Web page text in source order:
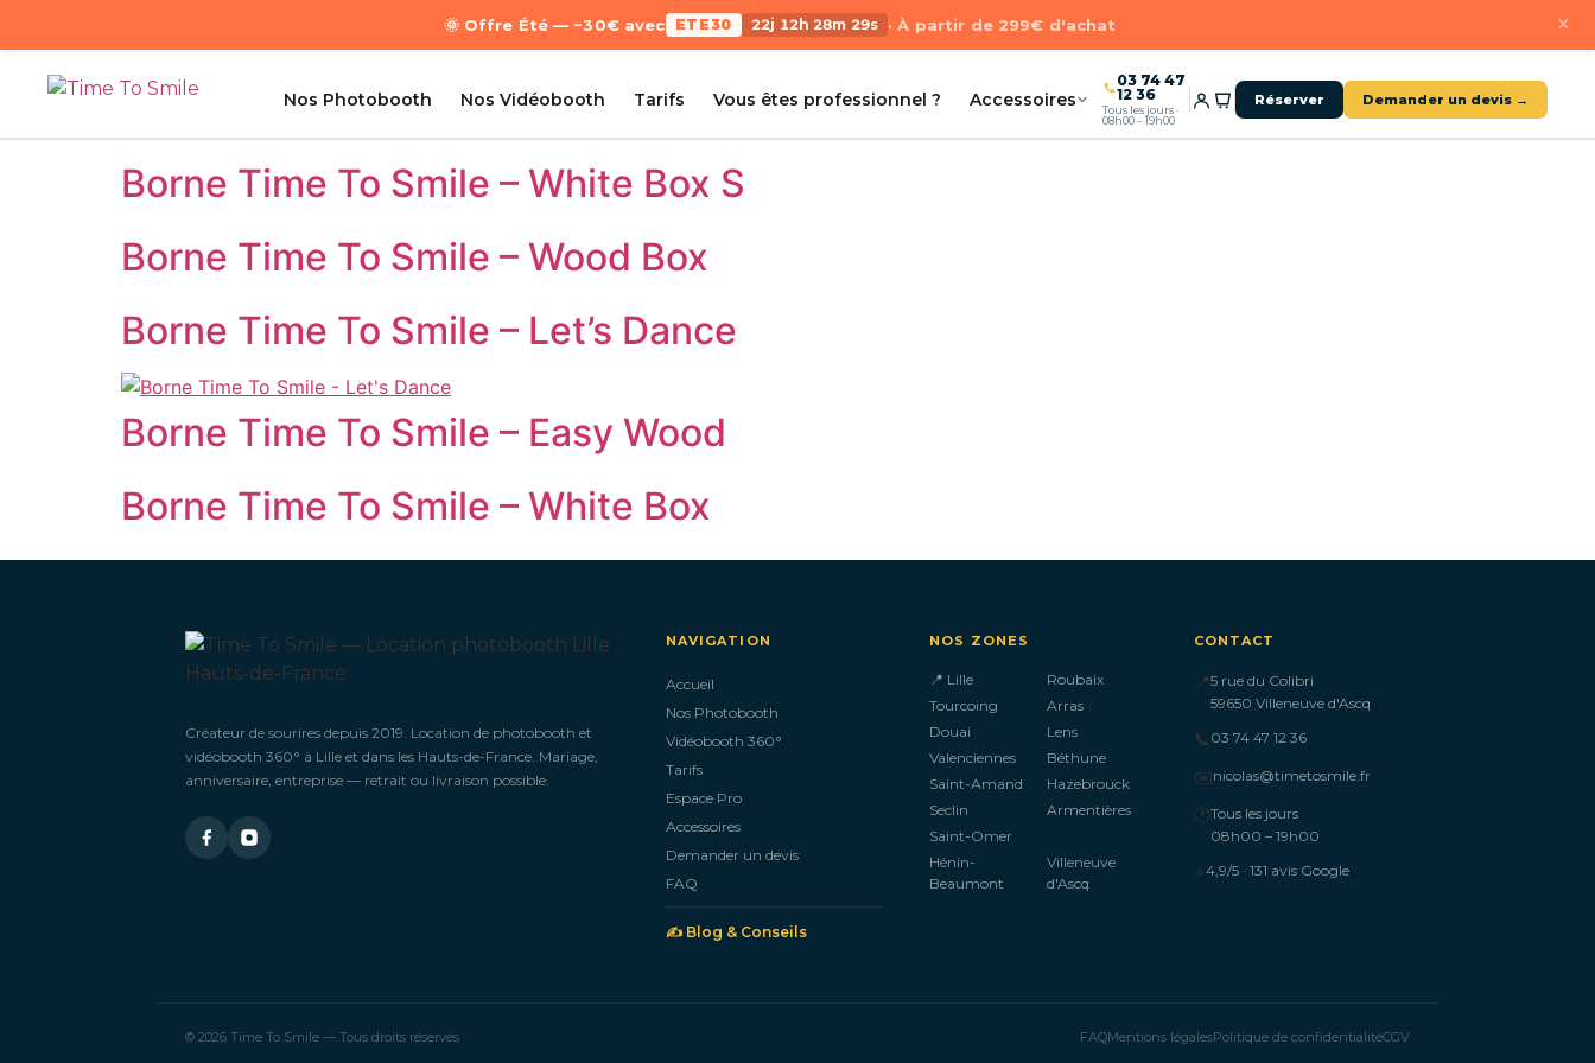
🌞 Offre Été — −30€ avec ETE30 22j 12h 28m 29s · À partir de 299€ d'achat ×
Nos Photobooth Nos Vidéobooth Tarifs Vous êtes professionnel ? Accessoires
03 74 47
12 36
Tous les jours ·
08h00 – 19h00
Réserver Demander un devis →
Borne Time To Smile – White Box S
Borne Time To Smile – Wood Box
Borne Time To Smile – Let’s Dance
Borne Time To Smile – Easy Wood
Borne Time To Smile – White Box
Créateur de sourires depuis 2019. Location de photobooth et
vidéobooth 360° à Lille et dans les Hauts-de-France. Mariage,
anniversaire, entreprise — retrait ou livraison possible.
NAVIGATION
Accueil
Nos Photobooth
Vidéobooth 360°
Tarifs
Espace Pro
Accessoires
Demander un devis
FAQ
✍️ Blog & Conseils
NOS ZONES
📍 Lille
Roubaix
Tourcoing
Arras
Douai
Lens
Valenciennes
Béthune
Saint-Amand
Hazebrouck
Seclin
Armentières
Saint-Omer
Hénin-
Beaumont
Villeneuve
d'Ascq
CONTACT
📍5 rue du Colibri
59650 Villeneuve d'Ascq
📞 03 74 47 12 36
✉️nicolas@timetosmile.fr
🕐Tous les jours
08h00 – 19h00
⭐4,9/5 · 131 avis Google
© 2026 Time To Smile — Tous droits réservés FAQMentions légalesPolitique de confidentialitéCGV